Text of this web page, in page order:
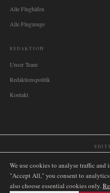
Alle Flughäfen
Alle Flugzeuge
REDAKTION
Unser Team
Redaktionspolitik
Kontakt
🇿🇦 South Africa Singapore🇩🇪
🇮🇹 Italia🇪🇸 España🇧🇷 Brasil
We use cookies to analyse traffic
"Accept All," you consent to
also choose essential cookies only.